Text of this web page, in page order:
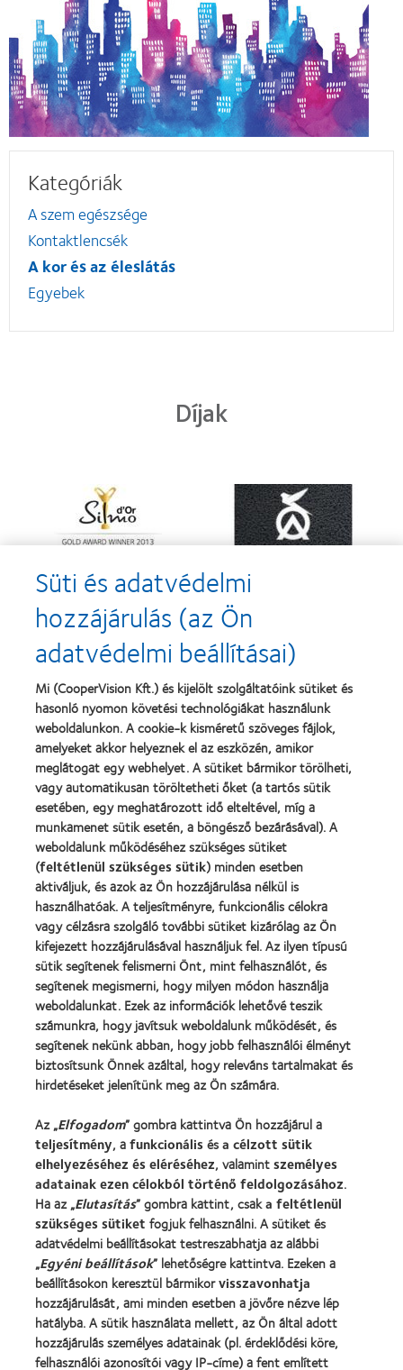
Kategóriák
A szem egészsége
Kontaktlencsék
A kor és az éleslátás
Egyebek
Díjak
about
2013.
Silmo
d’Or
a
legjobb
termékért
–
MyDay™
Learn
more
about
„Contact
Product
of
the
Year”,
2013
Learn
more
about
Magyar
Vakok
és
Gyengénlátók
Országos
Szövetsége
Learn
more
about
"BCLA
2019
Termékeink
Találja meg a lencséjét
Kontaktlencse-technológia
Kontaktlencsék és a látás
Új viselő
Tapasztalt viselő
Blog
Vállalatunk
Karrierlehetőségek a CooperVisionnél
Hírközpont
Jogi információk
Adatvédelmi szabályzat
Cookie szabályzat
Hozzászólásokkal kapcsolatos irányelvek
Illesztői oldal
Hozzájárulási beállítások kezelése
Süti és adatvédelmi
hozzájárulás (az Ön
adatvédelmi beállításai)
Mi (CooperVision Kft.) és kijelölt szolgáltatóink sütiket és
hasonló nyomon követési technológiákat használunk
weboldalunkon. A cookie-k kisméretű szöveges fájlok,
amelyeket akkor helyeznek el az eszközén, amikor
meglátogat egy webhelyet. A sütiket bármikor törölheti,
vagy automatikusan töröltetheti őket (a tartós sütik
esetében, egy meghatározott idő elteltével, míg a
munkamenet sütik esetén, a böngésző bezárásával). A
weboldalunk működéséhez szükséges sütiket
(feltétlenül szükséges sütik) minden esetben
aktiváljuk, és azok az Ön hozzájárulása nélkül is
használhatóak. A teljesítményre, funkcionális célokra
vagy célzásra szolgáló további sütiket kizárólag az Ön
kifejezett hozzájárulásával használjuk fel. Az ilyen típusú
sütik segítenek felismerni Önt, mint felhasználót, és
segítenek megismerni, hogy milyen módon használja
weboldalunkat. Ezek az információk lehetővé teszik
számunkra, hogy javítsuk weboldalunk működését, és
segítenek nekünk abban, hogy jobb felhasználói élményt
biztosítsunk Önnek azáltal, hogy releváns tartalmakat és
hirdetéseket jelenítünk meg az Ön számára.
Az „Elfogadom” gombra kattintva Ön hozzájárul a
teljesítmény, afunkcionálisésa célzott sütik
elhelyezéséhez és eléréséhez, valamintszemélyes
adatainak ezen célokból történő feldolgozásához.
Ha az „Elutasítás” gombra kattint, csaka feltétlenül
szükséges sütiket fogjuk felhasználni. A sütiket és
adatvédelmi beállításokat testreszabhatja az alábbi
„Egyéni beállítások” lehetőségre kattintva. Ezeken a
beállításokon keresztül bármikorvisszavonhatja
hozzájárulását, ami minden esetben a jövőre nézve lép
hatályba. A sütik használata mellett, az Ön által adott
hozzájárulás személyes adatainak (pl. érdeklődési köre,
felhasználói azonosítói vagy IP-címe) a fent említett